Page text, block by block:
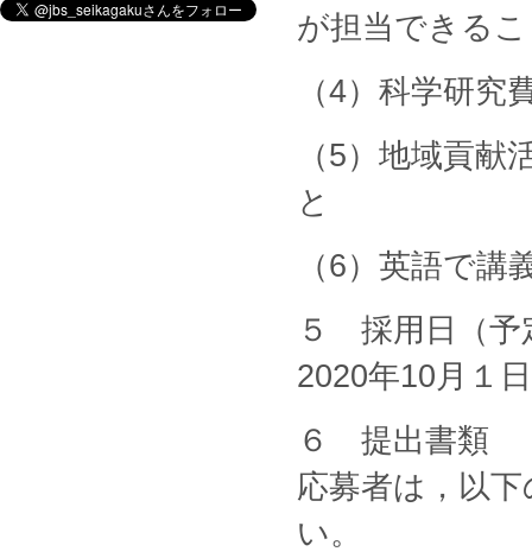
が担当できる
（4）科学研
（5）地域貢
と
（6）英語で
５ 採用日（予
2020年10月１
６ 提出書類
応募者は，以
い。